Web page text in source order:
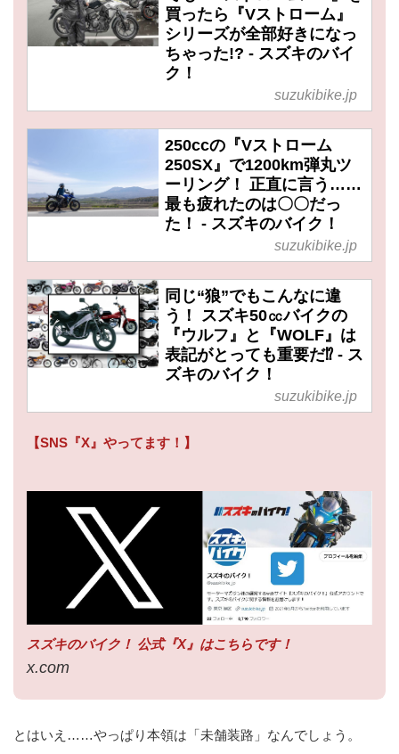
買ったら『Vストローム』
シリーズが全部好きになっ
ちゃった!? - スズキのバイ
ク！
suzukibike.jp
250ccの『Vストローム
250SX』で1200km弾丸ツ
ーリング！ 正直に言う……
最も疲れたのは〇〇だっ
た！ - スズキのバイク！
suzukibike.jp
同じ“狼”でもこんなに違
う！ スズキ50㏄バイクの
『ウルフ』と『WOLF』は
表記がとっても重要だ⁉ - ス
ズキのバイク！
suzukibike.jp
【SNS『X』やってます！】
スズキのバイク！ 公式『X』はこちらです！
x.com
とはいえ……やっぱり本領は「未舗装路」なんでしょう。